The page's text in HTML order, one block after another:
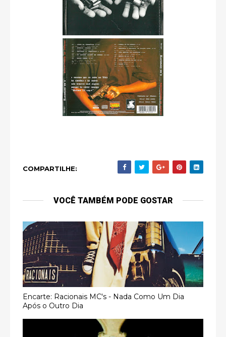
COMPARTILHE:
VOCÊ TAMBÉM PODE GOSTAR
Encarte: Racionais MC's - Nada Como Um Dia
Após o Outro Dia